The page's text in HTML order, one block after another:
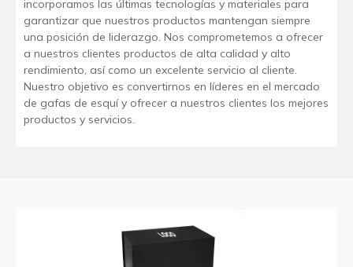
incorporamos las últimas tecnologías y materiales para
garantizar que nuestros productos mantengan siempre
una posición de liderazgo. Nos comprometemos a ofrecer
a nuestros clientes productos de alta calidad y alto
rendimiento, así como un excelente servicio al cliente.
Nuestro objetivo es convertirnos en líderes en el mercado
de gafas de esquí y ofrecer a nuestros clientes los mejores
productos y servicios.